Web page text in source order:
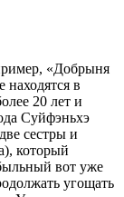
«Добрыня
в
20 лет и
Суйфэньхэ
сестры и
который
вот уже
угощать